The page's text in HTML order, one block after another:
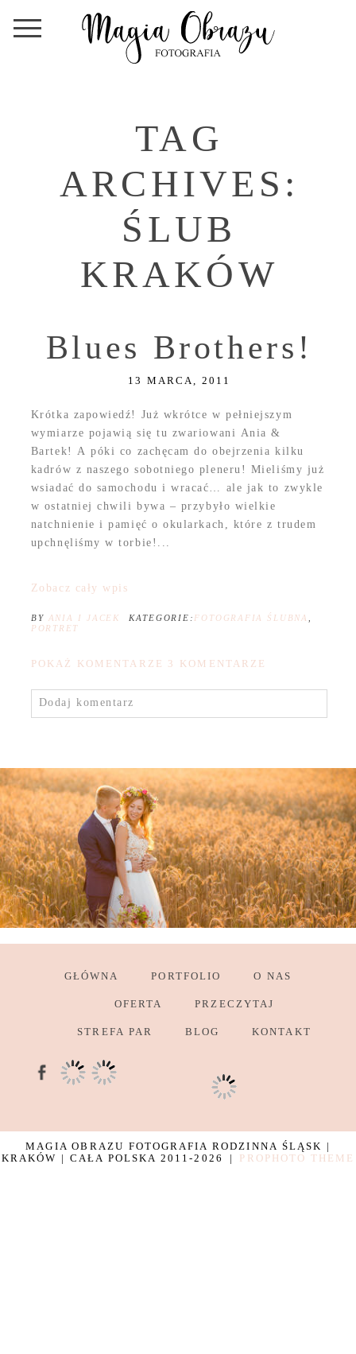
TAG
ARCHIVES:
ŚLUB
KRAKÓW
Blues Brothers!
13 MARCA, 2011
Krótka zapowiedź! Już wkrótce w pełniejszym
wymiarze pojawią się tu zwariowani Ania &
Bartek! A póki co zachęcam do obejrzenia kilku
kadrów z naszego sobotniego pleneru! Mieliśmy już
wsiadać do samochodu i wracać… ale jak to zwykle
w ostatniej chwili bywa – przybyło wielkie
natchnienie i pamięć o okularkach, które z trudem
upchnęliśmy w torbie!...
Zobacz cały wpis
BY ANIA I JACEK KATEGORIE: FOTOGRAFIA ŚLUBNA ,
PORTRET
POKAŻ KOMENTARZE 3 KOMENTARZE
Dodaj komentarz
GŁÓWNA PORTFOLIO O NAS
OFERTA PRZECZYTAJ
STREFA PAR BLOG KONTAKT
MAGIA OBRAZU FOTOGRAFIA RODZINNA ŚLĄSK |
KRAKÓW | CAŁA POLSKA 2011-2026
| PROPHOTO THEME